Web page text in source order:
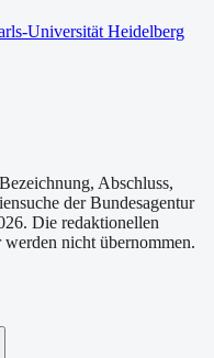
Universität Heidelberg
Abschluss,
der Bundesagentur
. Die redaktionellen
nicht übernommen.